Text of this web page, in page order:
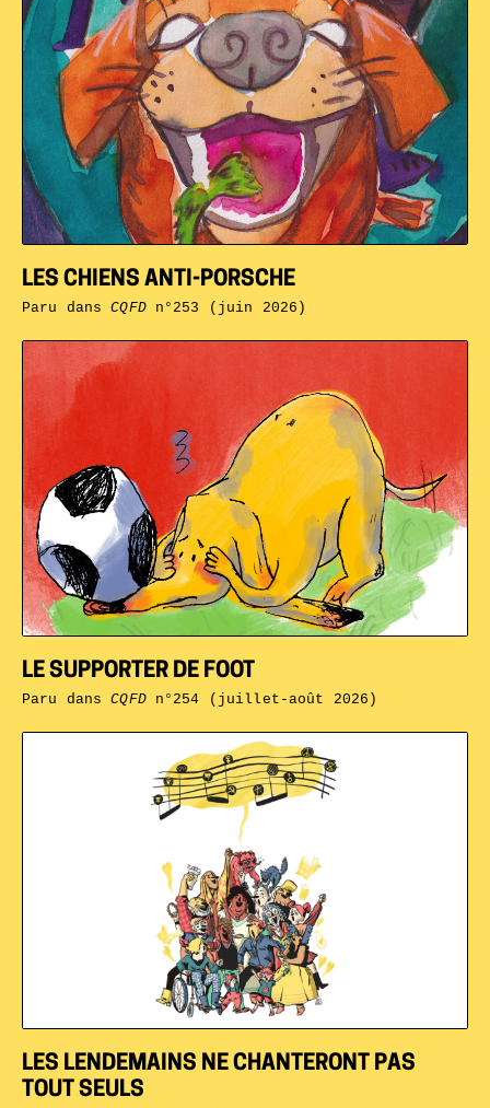
LES LENDEMAINS NE CHANTERONT PAS
TOUT SEULS
LE SUPPORTER DE FOOT
Paru dansCQFDn°254 (juillet-août 2026)
LES CHIENS ANTI-PORSCHE
Paru dansCQFDn°253 (juin 2026)